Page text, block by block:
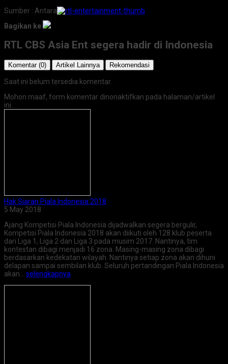
Sumber : Antara
Bagikan ke
RTL CBS Asia Ent segera hadir di Indonesia
Komentar (0) Artikel Lainnya Rekomendasi
Saat ini belum tersedia komentar.
Mohon maaf, form komentar dinonaktifkan pada halaman/artikel
ini.
Hak Siaran Piala Indonesia 2018
5 May 2018
Ajang Kompetisi Piala Indonesia dijadwalkan segera bergulir,
Kompetisi Piala Indonesia 2018 akan diikuti oleh 128 klub peserta
dari Liga 1, Liga 2 dan Liga 3 pada musim 2017. Nantinya, tim
kontestan dibagi menjadi 16 zona. Masing-masing zona dibagi
berdasarkan kedekatan wilayah. Nantinya setiap zona akan dihuni
delapan sampai sembilan klub. Seluruh pertandingan Piala Indonesia
akan… selengkapnya